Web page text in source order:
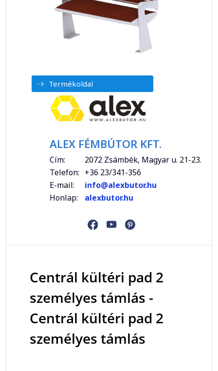
Termékoldal
ALEX FÉMBÚTOR KFT.
Cím:
2072 Zsámbék, Magyar u. 21-23.
Telefon: +36 23/341-356
E-mail:
info@alexbutor.hu
Honlap:
alexbutor.hu
Centrál kültéri pad 2
személyes támlás -
Centrál kültéri pad 2
személyes támlás